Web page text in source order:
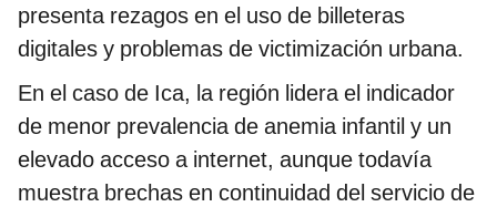
presenta rezagos en el uso de billeteras
digitales y problemas de victimización urbana.
En el caso de Ica, la región lidera el indicador
de menor prevalencia de anemia infantil y un
elevado acceso a internet, aunque todavía
muestra brechas en continuidad del servicio de